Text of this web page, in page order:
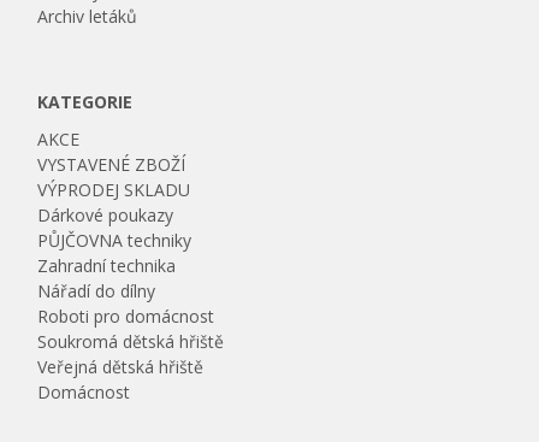
Archiv letáků
KATEGORIE
AKCE
VYSTAVENÉ ZBOŽÍ
VÝPRODEJ SKLADU
Dárkové poukazy
PŮJČOVNA techniky
Zahradní technika
Nářadí do dílny
Roboti pro domácnost
Soukromá dětská hřiště
Veřejná dětská hřiště
Domácnost